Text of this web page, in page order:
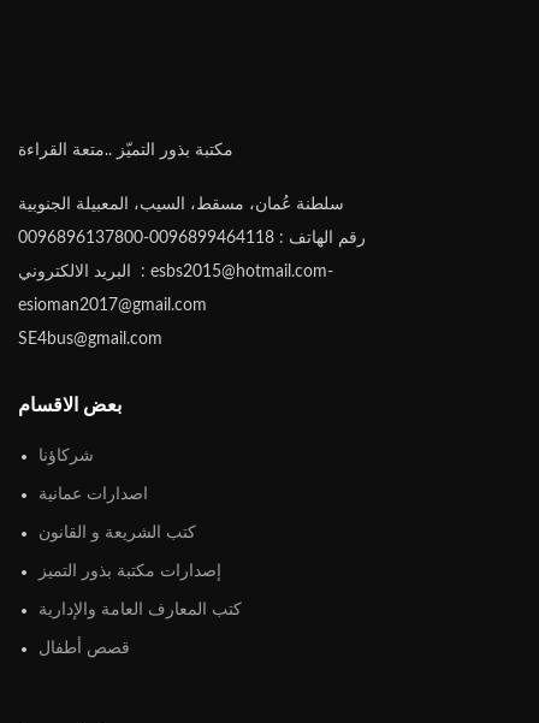
مكتبة بذور التميّز ..متعة القراءة
سلطنة عُمان، مسقط، السيب، المعبيلة الجنوبية
رقم الهاتف : 0096899464118-0096896137800
البريد الالكتروني : esbs2015@hotmail.com-
esioman2017@gmail.com
SE4bus@gmail.com
بعض الاقسام
شركاؤنا
اصدارات عمانية
كتب الشريعة و القانون
إصدارات مكتبة بذور التميز
كتب المعارف العامة والإدارية
قصص أطفال